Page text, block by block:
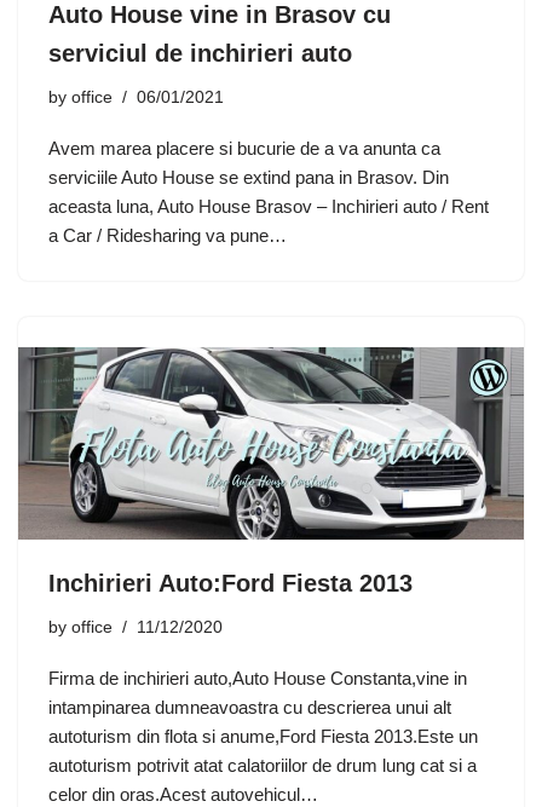
Auto House vine in Brasov cu
serviciul de inchirieri auto
by office 06/01/2021
Avem marea placere si bucurie de a va anunta ca
serviciile Auto House se extind pana in Brasov. Din
aceasta luna, Auto House Brasov – Inchirieri auto / Rent
a Car / Ridesharing va pune…
Inchirieri Auto:Ford Fiesta 2013
by office 11/12/2020
Firma de inchirieri auto,Auto House Constanta,vine in
intampinarea dumneavoastra cu descrierea unui alt
autoturism din flota si anume,Ford Fiesta 2013.Este un
autoturism potrivit atat calatoriilor de drum lung cat si a
celor din oras.Acest autovehicul…